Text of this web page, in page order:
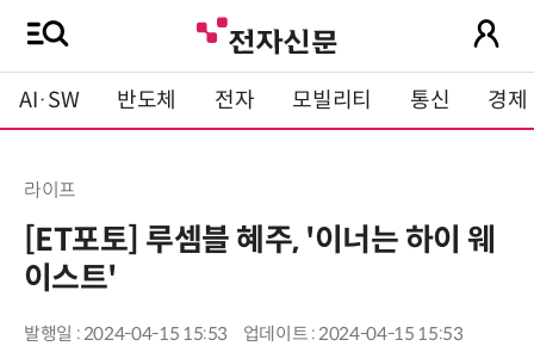
AI·SW 반도체 전자 모빌리티 통신 경제
라이프
[ET포토] 루셈블 혜주, '이너는 하이 웨
이스트'
발행일 : 2024-04-15 15:53 업데이트 : 2024-04-15 15:53